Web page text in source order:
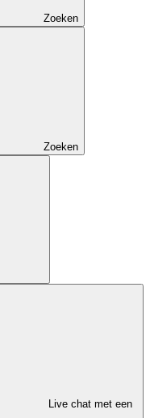
Zoeken
Zoeken
Live chat met een